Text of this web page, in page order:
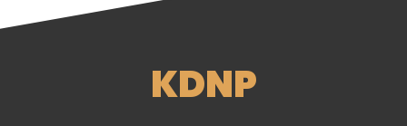
KDNP